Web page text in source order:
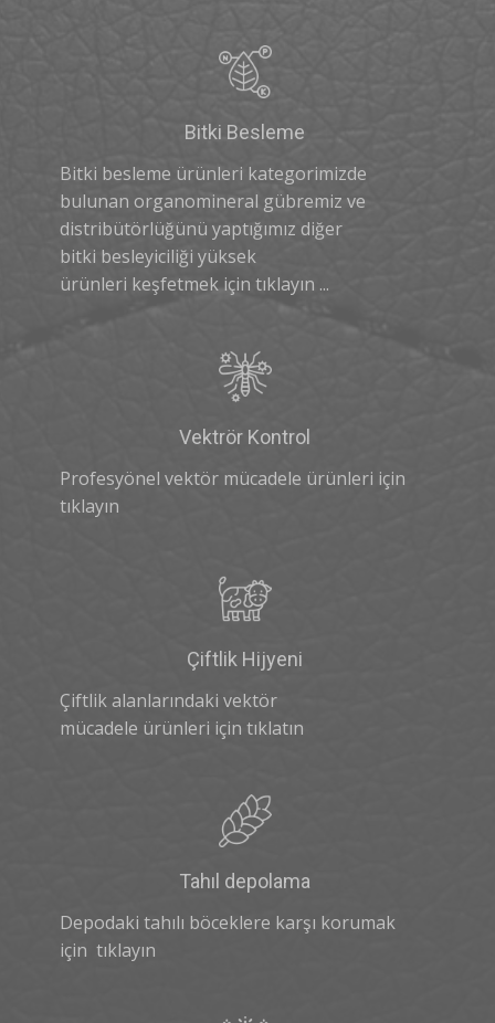
Bitki Besleme
Bitki besleme ürünleri kategorimizde
bulunan organomineral gübremiz ve
distribütörlüğünü yaptığımız diğer
bitki besleyiciliği yüksek
ürünleri keşfetmek için tıklayın​ ...
Vektrör Kontrol
Profesyönel vektör mücadele ürünleri için
tıklayın
Çiftlik Hijyeni
Çiftlik alanlarındaki vektör
mücadele ürünleri için tıklatın
Tahıl depolama
Depodaki tahılı böceklere karşı korumak
için tıklayın